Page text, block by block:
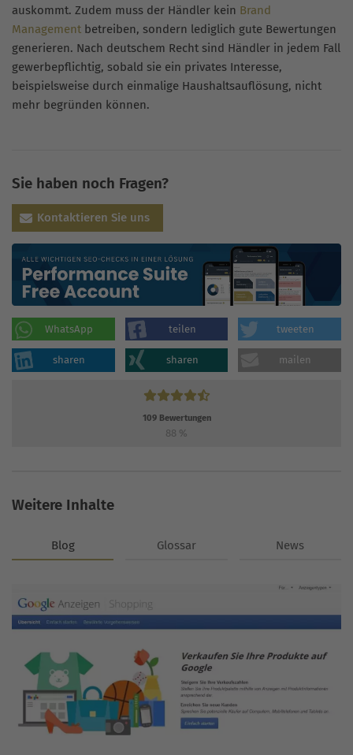
auskommt. Zudem muss der Händler kein Brand
Management betreiben, sondern lediglich gute Bewertungen
generieren. Nach deutschem Recht sind Händler in jedem Fall
gewerbepflichtig, sobald sie ein privates Interesse,
beispielsweise durch einmalige Haushaltsauflösung, nicht
mehr begründen können.
Sie haben noch Fragen?
Kontaktieren Sie uns
WhatsApp teilen tweeten
sharen sharen mailen
109Bewertungen
88 %
Weitere Inhalte
Blog Glossar News